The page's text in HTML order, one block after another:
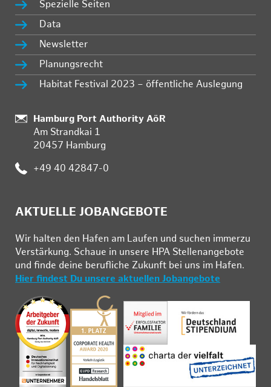
Spezielle Seiten
Data
Newsletter
Planungsrecht
Habitat Festival 2023 – öffentliche Auslegung
Standort:
Hamburg Port Authority AöR
Am Strandkai 1
20457 Hamburg
Telefon:
+49 40 42847-0
AKTUELLE JOBANGEBOTE
Wir hal­ten den Ha­fen am Lau­fen und su­chen im­mer­zu
Ver­stär­kung. Schau­e in un­se­re HPA Stel­len­an­ge­bo­te
und fin­de deine be­ruf­li­che Zu­kunft bei uns im Ha­fen.
Hier findest Du unsere aktuellen Jobangebote